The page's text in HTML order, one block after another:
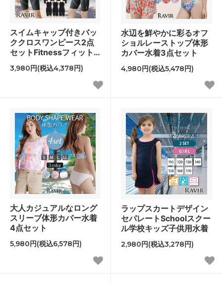
スイムキャップ付きバッ
ククロスワンピース2点
セットFitnessフィット
3,980円(税込4,378円)
水辺を鮮やかに彩るオフ
ショルレーストップ体形
カバー水着3点セット
4,980円(税込5,478円)
大人カジュアルなロング
スリーブ体形カバー水着
4点セット
5,980円(税込6,578円)
ラップスカートデザイン
セパレートSchoolスクー
ル学校キッズ子供用水着
2,980円(税込3,278円)